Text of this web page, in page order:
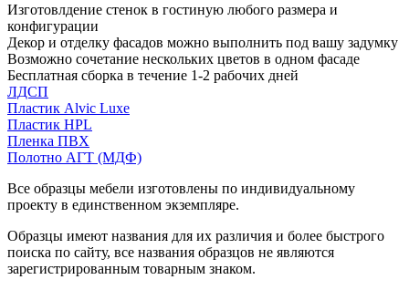
Изготовлдение стенок в гостиную любого размера и
конфигурации
Декор и отделку фасадов можно выполнить под вашу задумку
Возможно сочетание нескольких цветов в одном фасаде
Бесплатная сборка в течение 1-2 рабочих дней
ЛДСП
Пластик Alvic Luxe
Пластик HPL
Пленка ПВХ
Полотно АГТ (МДФ)
Все образцы мебели изготовлены по индивидуальному
проекту в единственном экземпляре.
Образцы имеют названия для их различия и более быстрого
поиска по сайту, все названия образцов не являются
зарегистрированным товарным знаком.